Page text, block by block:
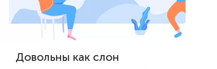
Довольны как слон